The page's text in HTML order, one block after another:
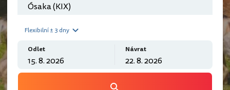
Flexibilní ± 3 dny
Odlet Návrat